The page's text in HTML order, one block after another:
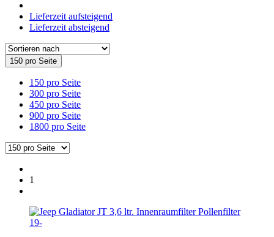
Lieferzeit aufsteigend
Lieferzeit absteigend
150 pro Seite
150 pro Seite
300 pro Seite
450 pro Seite
900 pro Seite
1800 pro Seite
1